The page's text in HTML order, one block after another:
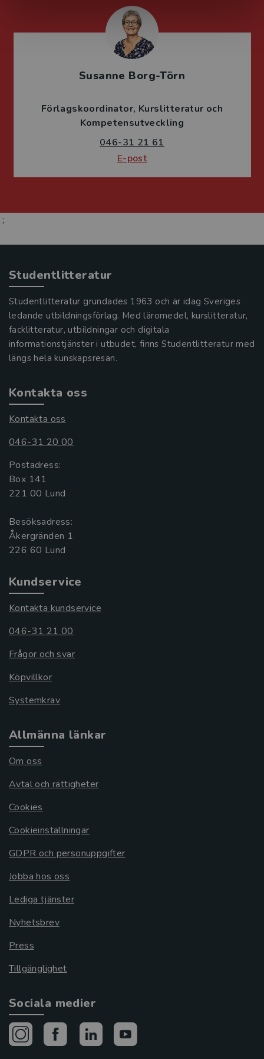
Susanne Borg-Törn
Förlagskoordinator Kurslitteratur och
Kompetensutveckling
046-31 21 61
E-post
;
Studentlitteratur
Studentlitteratur grundades 1963 och är idag Sveriges
ledande utbildningsförlag. Med läromedel, kurslitteratur,
facklitteratur, utbildningar och digitala
informationstjänster i utbudet, finns Studentlitteratur med
längs hela kunskapsresan.
Kontakta oss
Kontakta oss
046-31 20 00
Postadress:
Box 141
221 00 Lund
Besöksadress:
Åkergränden 1
Kundservice
Kontakta kundservice
046-31 21 00
Frågor och svar
Köpvillkor
Systemkrav
Allmänna länkar
Om oss
Avtal och rättigheter
Cookies
Cookieinställningar
GDPR och personuppgifter
Jobba hos oss
Lediga tjänster
Nyhetsbrev
Press
Tillgänglighet
Sociala medier